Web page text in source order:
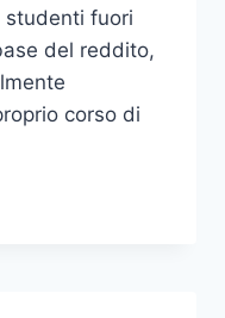
studenti fuori
del reddito,
corso di